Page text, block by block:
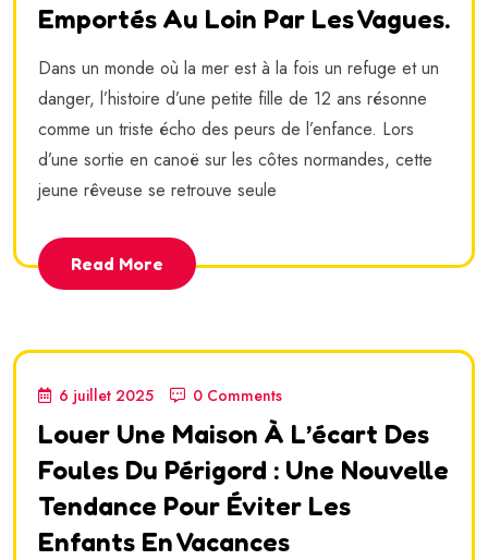
Emportés Au Loin Par Les Vagues.
Dans un monde où la mer est à la fois un refuge et un
danger, l’histoire d’une petite fille de 12 ans résonne
comme un triste écho des peurs de l’enfance. Lors
d’une sortie en canoë sur les côtes normandes, cette
jeune rêveuse se retrouve seule
Read More
6 juillet 2025 0 Comments
Louer Une Maison À L’écart Des
Foules Du Périgord : Une Nouvelle
Tendance Pour Éviter Les
Enfants En Vacances